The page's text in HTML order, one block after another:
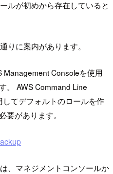
ルが初めから存在していると
りに案内があります。
Management Consoleを使用
。 AWS Command Line
してデフォルトのロールを作
要があります。
、マネジメントコンソールか